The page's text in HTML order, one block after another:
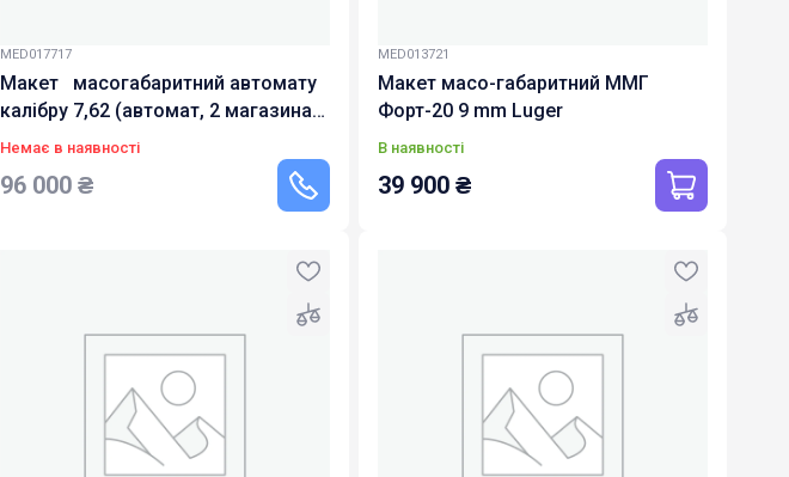
MED017717
Макет масогабаритний автомату
калібру 7,62 (автомат, 2 магазина,
30 навчальних набоїв калібра 7,62
Немає в наявності
96 000 ₴
MED013721
Макет масо-габаритний ММГ
Форт-20 9 mm Luger
В наявності
39 900 ₴